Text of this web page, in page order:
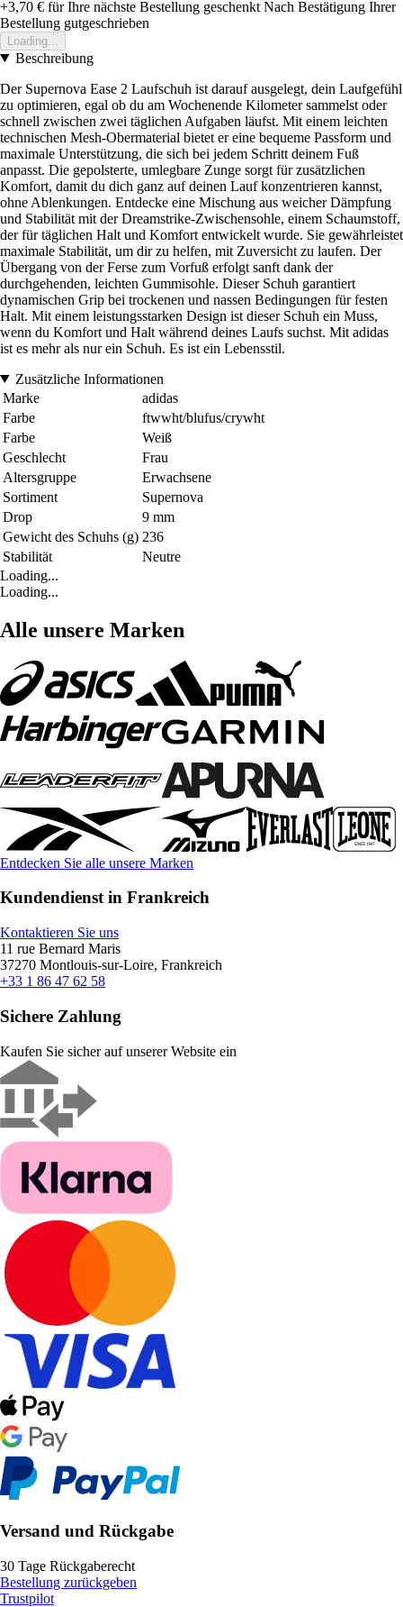
+3,70 € für Ihre nächste Bestellung geschenkt Nach Bestätigung Ihrer
Bestellung gutgeschrieben
Loading...
Beschreibung
Der Supernova Ease 2 Laufschuh ist darauf ausgelegt, dein Laufgefühl
zu optimieren, egal ob du am Wochenende Kilometer sammelst oder
schnell zwischen zwei täglichen Aufgaben läufst. Mit einem leichten
technischen Mesh-Obermaterial bietet er eine bequeme Passform und
maximale Unterstützung, die sich bei jedem Schritt deinem Fuß
anpasst. Die gepolsterte, umlegbare Zunge sorgt für zusätzlichen
Komfort, damit du dich ganz auf deinen Lauf konzentrieren kannst,
ohne Ablenkungen. Entdecke eine Mischung aus weicher Dämpfung
und Stabilität mit der Dreamstrike-Zwischensohle, einem Schaumstoff,
der für täglichen Halt und Komfort entwickelt wurde. Sie gewährleistet
maximale Stabilität, um dir zu helfen, mit Zuversicht zu laufen. Der
Übergang von der Ferse zum Vorfuß erfolgt sanft dank der
durchgehenden, leichten Gummisohle. Dieser Schuh garantiert
dynamischen Grip bei trockenen und nassen Bedingungen für festen
Halt. Mit einem leistungsstarken Design ist dieser Schuh ein Muss,
wenn du Komfort und Halt während deines Laufs suchst. Mit adidas
ist es mehr als nur ein Schuh. Es ist ein Lebensstil.
Zusätzliche Informationen
Marke
adidas
Farbe
ftwwht/blufus/crywht
Farbe
Weiß
Geschlecht
Frau
Altersgruppe
Erwachsene
Sortiment
Supernova
Drop
9 mm
Gewicht des Schuhs (g) 236
Stabilität
Neutre
Loading...
Loading...
Alle unsere Marken
Entdecken Sie alle unsere Marken
Kundendienst in Frankreich
Kontaktieren Sie uns
11 rue Bernard Maris
37270 Montlouis-sur-Loire, Frankreich
+33 1 86 47 62 58
Sichere Zahlung
Kaufen Sie sicher auf unserer Website ein
Versand und Rückgabe
30 Tage Rückgaberecht
Bestellung zurückgeben
Trustpilot